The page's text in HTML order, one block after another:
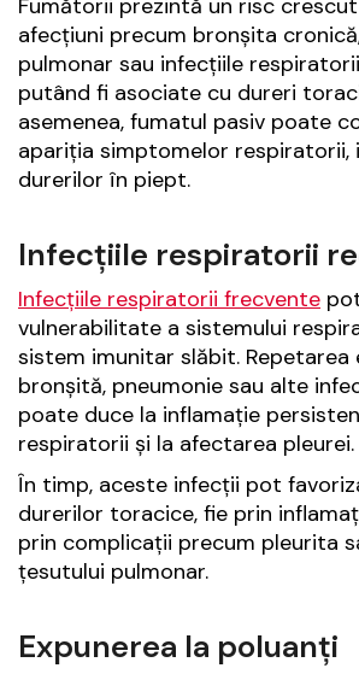
afecțiuni precum bronșita
pulmonar sau infecțiile
putând fi asociate cu dureri
asemenea, fumatul pasiv poate
apariția simptomelor respiratorii,
durerilor în piept.
Infecțiile respiratorii
Infecțiile respiratorii frecvente
vulnerabilitate a sistemului
sistem imunitar slăbit. Repetarea
bronșită, pneumonie sau alte
poate duce la inflamație
respiratorii și la afectarea pleurei.
În timp, aceste infecții pot
durerilor toracice, fie prin
prin complicații precum pleurita
țesutului pulmonar.
Expunerea la poluanți